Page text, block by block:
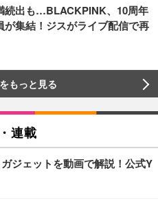
続出も…BLACKPINK、10周年
が集結！ジスがライブ配信で再
もっと見る
連載
ガジェットを動画で解説！公式Y